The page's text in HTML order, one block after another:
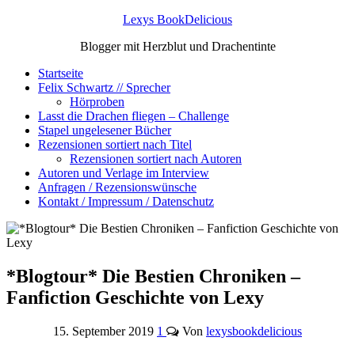
Lexys BookDelicious
Blogger mit Herzblut und Drachentinte
Startseite
Felix Schwartz // Sprecher
Hörproben
Lasst die Drachen fliegen – Challenge
Stapel ungelesener Bücher
Rezensionen sortiert nach Titel
Rezensionen sortiert nach Autoren
Autoren und Verlage im Interview
Anfragen / Rezensionswünsche
Kontakt / Impressum / Datenschutz
*Blogtour* Die Bestien Chroniken –
Fanfiction Geschichte von Lexy
15. September 2019 1 Von lexysbookdelicious